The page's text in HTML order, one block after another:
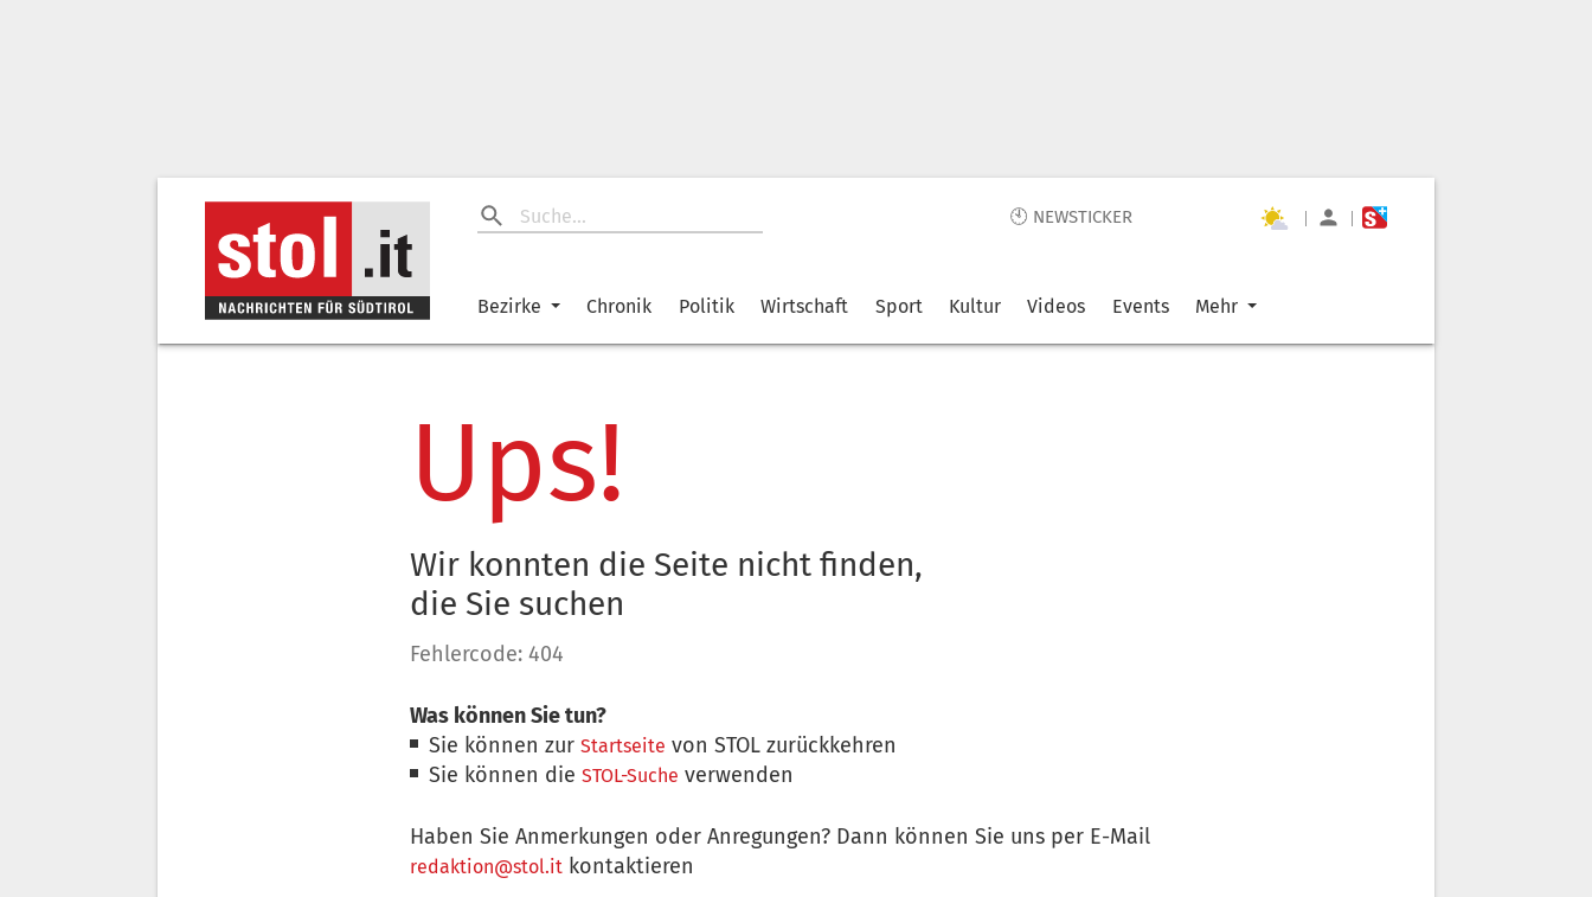
🕙 NEWSTICKER | |
Bezirke Chronik Politik Wirtschaft Sport Kultur Videos Events Mehr
Ups!
Wir konnten die Seite nicht finden,
die Sie suchen
Fehlercode: 404
Was können Sie tun?
Sie können zurStartseite von STOL zurückkehren
Sie können dieSTOL-Suche verwenden
Haben Sie Anmerkungen oder Anregungen? Dann können Sie uns per E-Mail
redaktion@stol.it kontaktieren